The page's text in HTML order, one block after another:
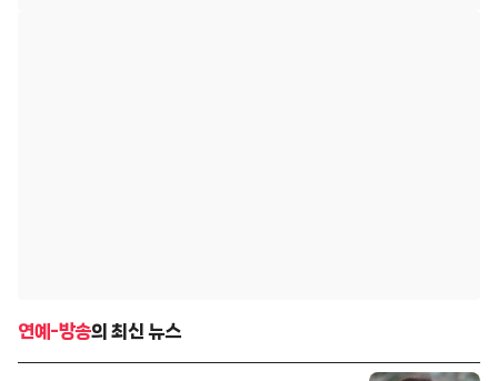
연예-방송의 최신 뉴스